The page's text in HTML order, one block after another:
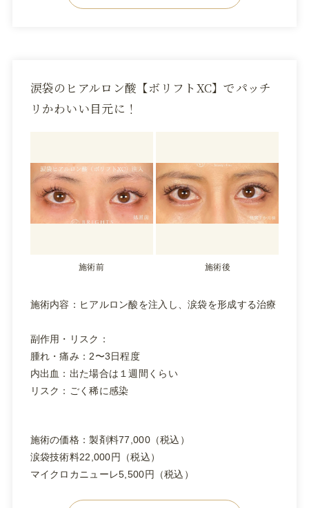
涙袋のヒアルロン酸【ボリフトXC】でパッチ
リかわいい目元に！
施術前 施術後
施術内容：ヒアルロン酸を注入し、涙袋を形成する治療
副作用・リスク：
腫れ・痛み：2〜3日程度
内出血：出た場合は１週間くらい
リスク：ごく稀に感染
施術の価格：製剤料77,000（税込）
涙袋技術料22,000円（税込）
マイクロカニューレ5,500円（税込）